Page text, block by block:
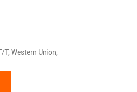
Western Union,